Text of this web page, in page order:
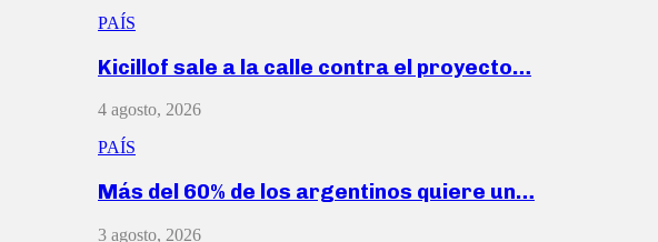
PAÍS
Kicillof sale a la calle contra el proyecto…
4 agosto, 2026
PAÍS
Más del 60% de los argentinos quiere un…
3 agosto, 2026